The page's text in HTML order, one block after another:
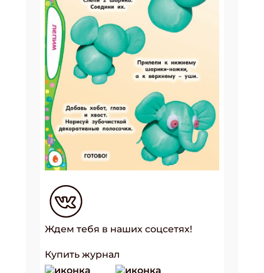
Ждем тебя в наших соцсетях!
Купить журнал